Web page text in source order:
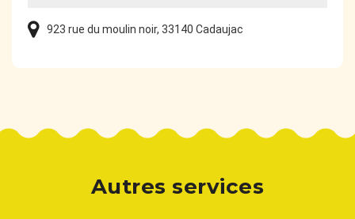
923 rue du moulin noir, 33140 Cadaujac
Autres services